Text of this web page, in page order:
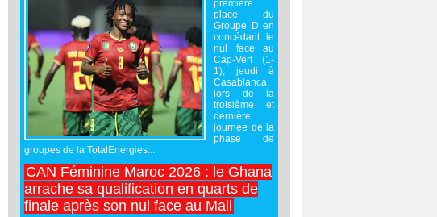
première
place du
Groupe D en
concédant le
nul face au
Cap-Vert (1-
1), jeudi à
Casablanca,
lors de la
troisième et
dernière
journée de la
phase de
groupes de la TotalEnergies...
CAN Féminine Maroc 2026 : le Ghana
arrache sa qualification en quarts de
finale après son nul face au Mali